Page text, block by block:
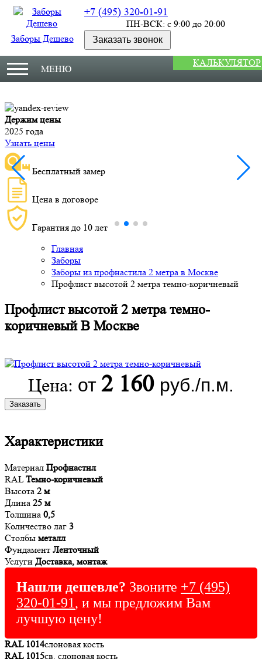
Заборы Дешево
+7 (495) 320-01-91
ПН-ВСК: с 9:00 до 20:00
Заказать звонок
МЕНЮ
КАЛЬКУЛЯТОР
Держим цены
2025 года
Узнать цены
Бесплатный замер
Цена в договоре
Гарантия до 10 лет
Главная
Заборы
Заборы из профнастила 2 метра в Москве
Профлист высотой 2 метра темно-коричневый
Профлист высотой 2 метра темно-
коричневый В Москве
Цена: от 2 160 руб./п.м.
Заказать
Характеристики
Материал Профнастил
RALТемно-коричневый
Высота 2 м
Длина 25 м
Толщина 0,5
Количество лаг 3
Столбы металл
Фундамент Ленточный
Услуги Доставка, монтаж
Нашли дешевле? Звоните +7 (495)
320-01-91, и мы предложим Вам
лучшую цену!
RAL 1014слоновая кость
RAL 1015св. слоновая кость